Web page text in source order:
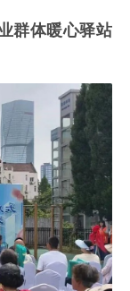
群体暖心驿站